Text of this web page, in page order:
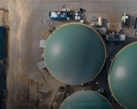
Aktualności Biometan Wiadomości z Polski